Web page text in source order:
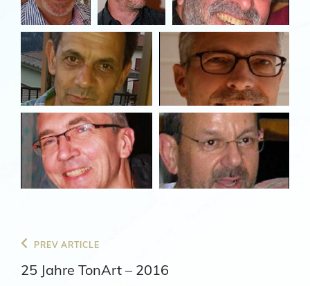
Beitragsnavigation
Previous
PREV ARTICLE
25 Jahre TonArt – 2016